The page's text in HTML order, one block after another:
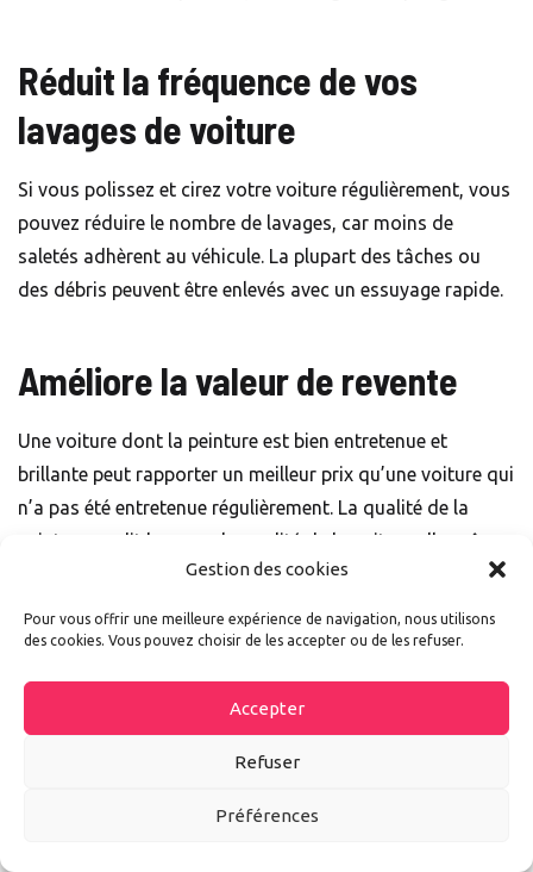
Gestion des cookies
Pour vous offrir une meilleure expérience de navigation, nous utilisons
des cookies. Vous pouvez choisir de les accepter ou de les refuser.
Accepter
Refuser
Préférences
Réduit la fréquence de vos
lavages de voiture
Si vous polissez et cirez votre voiture régulièrement, vous
pouvez réduire le nombre de lavages, car moins de
saletés adhèrent au véhicule. La plupart des tâches ou
des débris peuvent être enlevés avec un essuyage rapide.
Améliore la valeur de revente
Une voiture dont la peinture est bien entretenue et
brillante peut rapporter un meilleur prix qu’une voiture qui
n’a pas été entretenue régulièrement. La qualité de la
peinture en dit long sur la qualité de la voiture elle-même.
augmente donc la valeur perçue du véhicule